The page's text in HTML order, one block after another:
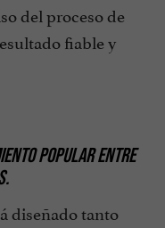
del proceso de
fiable y
POPULAR ENTRE
diseñado tanto